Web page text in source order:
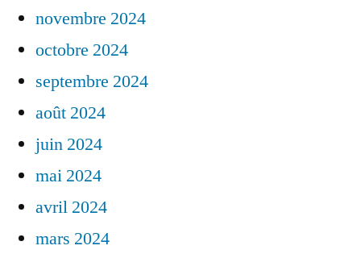
novembre 2024
octobre 2024
septembre 2024
août 2024
juin 2024
mai 2024
avril 2024
mars 2024